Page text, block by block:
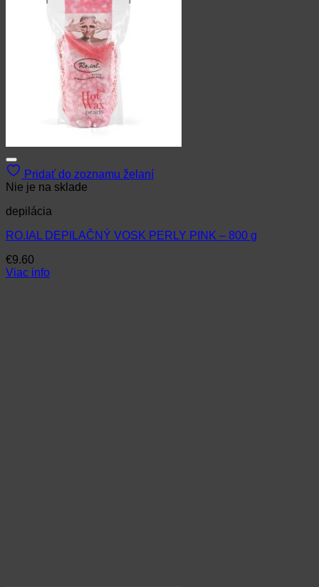
Pridať do zoznamu želaní
Nie je na sklade
depilácia
RO.IAL DEPILAČNÝ VOSK PERLY PINK – 800 g
€9.60
Viac info